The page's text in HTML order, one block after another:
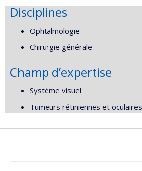
Disciplines
Ophtalmologie
Chirurgie générale
Champ d’expertise
Système visuel
Tumeurs rétiniennes et oculaires